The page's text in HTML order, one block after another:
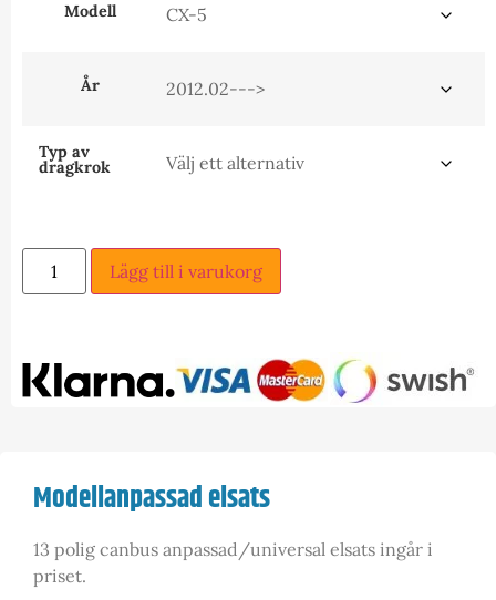
Modell
År
Typ av
dragkrok
Lägg till i varukorg
Modellanpassad elsats
13 polig canbus anpassad/universal elsats ingår i
priset.